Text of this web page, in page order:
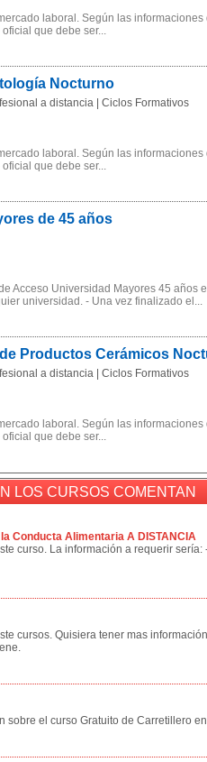
laboral. Según las
que debe ser...
Nocturno
a distancia | Ciclos Formativos
laboral. Según las
que debe ser...
de 45 años
Acceso Universidad Mayores 45 años
universidad. - Una vez finalizado el...
Productos Cerámicos
a distancia | Ciclos Formativos
laboral. Según las
que debe ser...
LOS CURSOS COMENTAN
Conducta Alimentaria A DISTANCIA
curso. La información a requerir
cursos. Quisiera tener mas
sobre el curso Gratuito de Carretillero